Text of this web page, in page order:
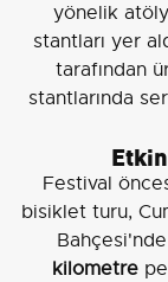
yönelik
stantları yer
tarafından
stantlarında
Festival
bisiklet turu,
kilometre